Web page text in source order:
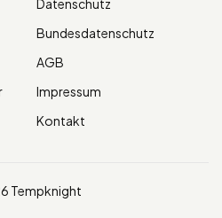
Datenschutz
Bundesdatenschutz
AGB
Impressum
Kontakt
Tempknight